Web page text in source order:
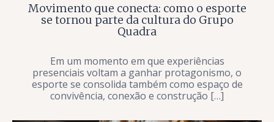
Movimento que conecta: como o esporte
se tornou parte da cultura do Grupo
Quadra
Em um momento em que experiências
presenciais voltam a ganhar protagonismo, o
esporte se consolida também como espaço de
convivência, conexão e construção […]